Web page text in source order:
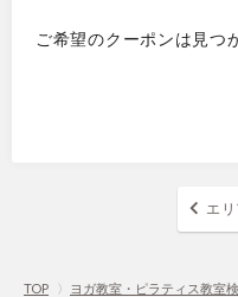
ご希望のクーポンは見つ
エ
TOP 〉 ヨガ教室・ピラティス教室